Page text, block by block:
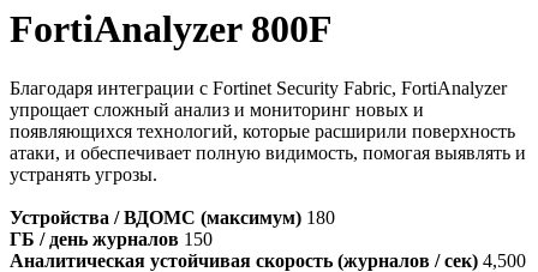
FortiAnalyzer 800F
Благодаря интеграции с Fortinet Security Fabric, FortiAnalyzer
упрощает сложный анализ и мониторинг новых и
появляющихся технологий, которые расширили поверхность
атаки, и обеспечивает полную видимость, помогая выявлять и
устранять угрозы.
Устройства / ВДОМС (максимум) 180
ГБ / день журналов 150
Аналитическая устойчивая скорость (журналов / сек) 4,500